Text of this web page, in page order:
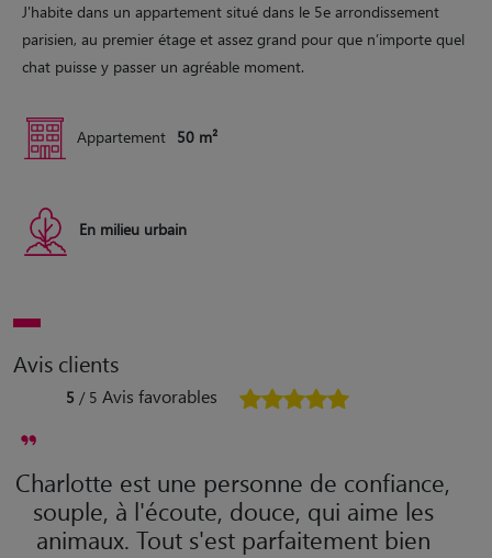
J'habite dans un appartement situé dans le 5e arrondissement
parisien, au premier étage et assez grand pour que n’importe quel
chat puisse y passer un agréable moment.
Appartement 50 m²
En milieu urbain
Avis clients
5 / 5 Avis favorables
Charlotte est une personne de confiance,
souple, à l'écoute, douce, qui aime les
animaux. Tout s'est parfaitement bien